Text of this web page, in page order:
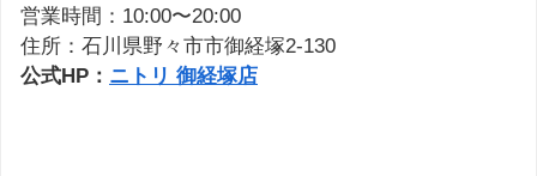
営業時間：10:00〜20:00
住所：石川県野々市市御経塚2-130
公式HP： ニトリ 御経塚店